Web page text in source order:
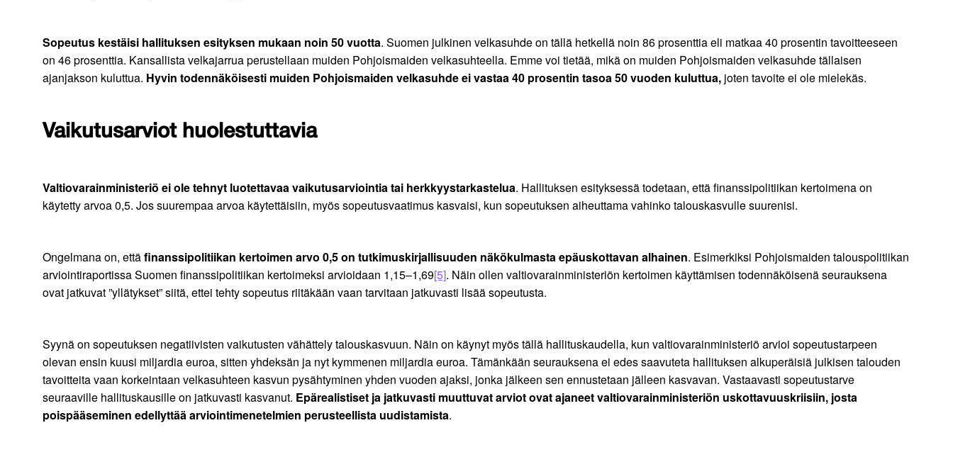
Sopeutus kestäisi hallituksen esityksen mukaan noin 50 vuotta. Suomen julkinen velkasuhde on tällä hetkellä noin 86 prosenttia eli matkaa 40 prosentin tavoitteeseen
on 46 prosenttia. Kansallista velkajarrua perustellaan muiden Pohjoismaiden velkasuhteella. Emme voi tietää, mikä on muiden Pohjoismaiden velkasuhde tällaisen
ajanjakson kuluttua. Hyvin todennäköisesti muiden Pohjoismaiden velkasuhde ei vastaa 40 prosentin tasoa 50 vuoden kuluttua, joten tavoite ei ole mielekäs.
Vaikutusarviot huolestuttavia
Valtiovarainministeriö ei ole tehnyt luotettavaa vaikutusarviointia tai herkkyystarkastelua. Hallituksen esityksessä todetaan, että finanssipolitiikan kertoimena on
käytetty arvoa 0,5. Jos suurempaa arvoa käytettäisiin, myös sopeutusvaatimus kasvaisi, kun sopeutuksen aiheuttama vahinko talouskasvulle suurenisi.
Ongelmana on, ettäfinanssipolitiikan kertoimen arvo 0,5 on tutkimuskirjallisuuden näkökulmasta epäuskottavan alhainen. Esimerkiksi Pohjoismaiden talouspolitiikan
arviointiraportissa Suomen finanssipolitiikan kertoimeksi arvioidaan 1,15–1,69[5]. Näin ollen valtiovarainministeriön kertoimen käyttämisen todennäköisenä seurauksena
ovat jatkuvat ”yllätykset” siitä, ettei tehty sopeutus riitäkään vaan tarvitaan jatkuvasti lisää sopeutusta.
Syynä on sopeutuksen negatiivisten vaikutusten vähättely talouskasvuun. Näin on käynyt myös tällä hallituskaudella, kun valtiovarainministeriö arvioi sopeutustarpeen
olevan ensin kuusi miljardia euroa, sitten yhdeksän ja nyt kymmenen miljardia euroa. Tämänkään seurauksena ei edes saavuteta hallituksen alkuperäisiä julkisen talouden
tavoitteita vaan korkeintaan velkasuhteen kasvun pysähtyminen yhden vuoden ajaksi, jonka jälkeen sen ennustetaan jälleen kasvavan. Vastaavasti sopeutustarve
seuraaville hallituskausille on jatkuvasti kasvanut. Epärealistiset ja jatkuvasti muuttuvat arviot ovat ajaneet valtiovarainministeriön uskottavuuskriisiin, josta
poispääseminen edellyttää arviointimenetelmien perusteellista uudistamista.